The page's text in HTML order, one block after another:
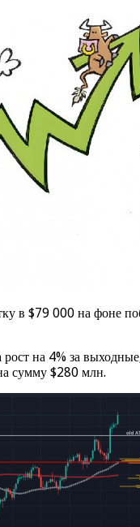
в $79 000 на фоне
на 4% за
сумму $280 млн.